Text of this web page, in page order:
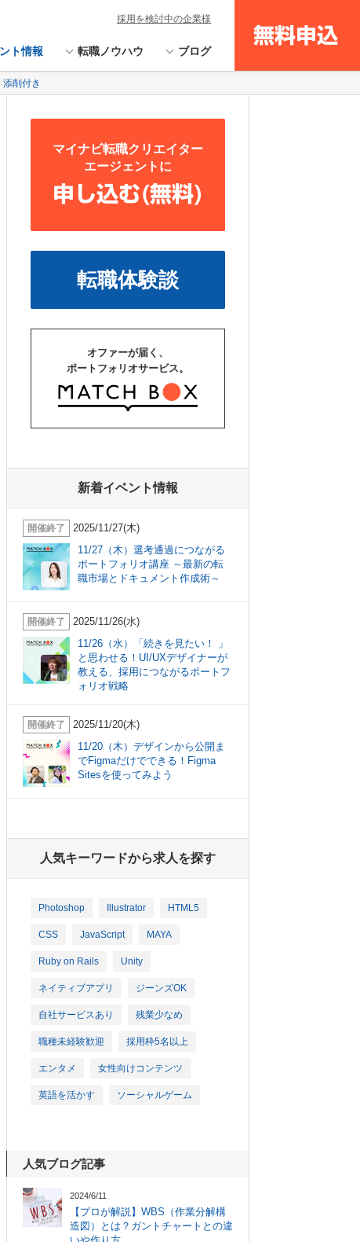
ト情報 転職ノウハウ ブログ
無料申込
採用を検討中の企業様
削付き
マイナビ転職クリエイター
エージェントに
申し込む(無料)
転職体験談
オファーが届く、
ポートフォリオサービス。
新着イベント情報
開催終了
2025/11/27(木)
11/27（木）選考通過につながる
ポートフォリオ講座 ～最新の転
職市場とドキュメント作成術～
開催終了
2025/11/26(水)
11/26（水）「続きを見たい！ 」
と思わせる！UI/UXデザイナーが
教える、採用につながるポートフ
ォリオ戦略
開催終了
2025/11/20(木)
11/20（木）デザインから公開ま
でFigmaだけでできる！Figma
Sitesを使ってみよう
人気キーワードから求人を探す
Photoshop Illustrator HTML5
CSS JavaScript MAYA
Ruby on Rails Unity
ネイティブアプリ ジーンズOK
自社サービスあり 残業少なめ
職種未経験歓迎 採用枠5名以上
エンタメ 女性向けコンテンツ
英語を活かす ソーシャルゲーム
人気ブログ記事
2024/6/11
【プロが解説】WBS（作業分解構
造図）とは？ガントチャートとの違